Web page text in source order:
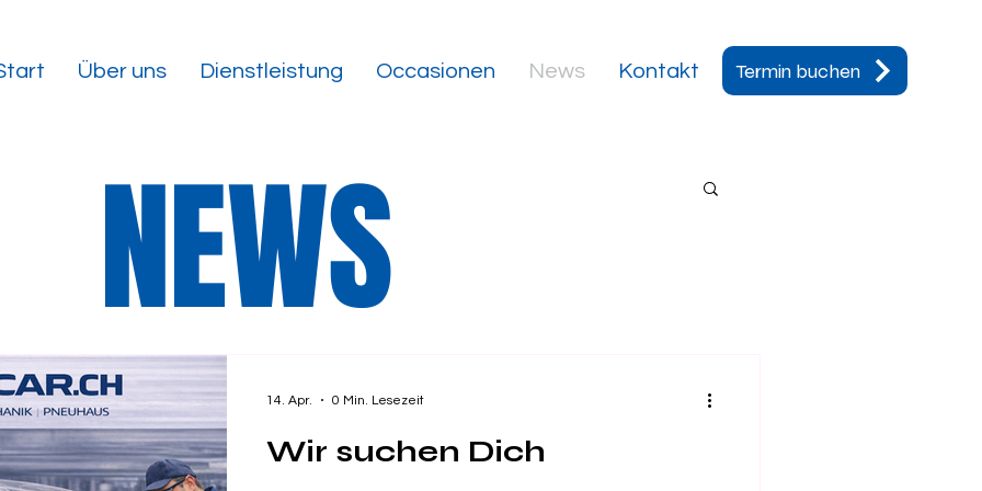
Über uns Dienstleistung Occasionen News Kontakt Termin buchen
Wir suchen Dich
14. Apr. 0 Min. Lesezeit
NEWS